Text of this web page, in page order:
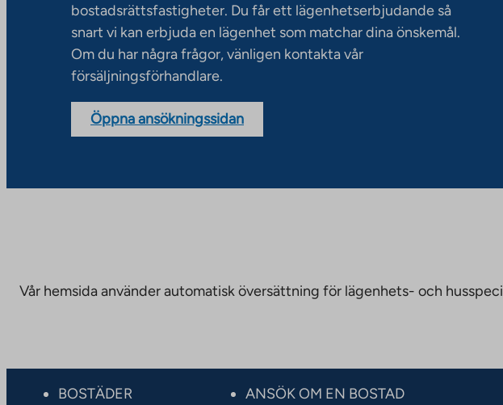
bostadsrättsfastigheter. Du får ett lägenhetserbjudande så
snart vi kan erbjuda en lägenhet som matchar dina önskemål.
Om du har några frågor, vänligen kontakta vår
försäljningsförhandlare.
Öppna ansökningssidan
Vår hemsida använder automatisk översättning för lägenhets- och
BOSTÄDER
ANSÖK OM EN BOSTAD